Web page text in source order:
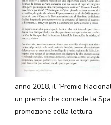
anno 2018, il “Premio
un premio che concede la
promozione della lettura.